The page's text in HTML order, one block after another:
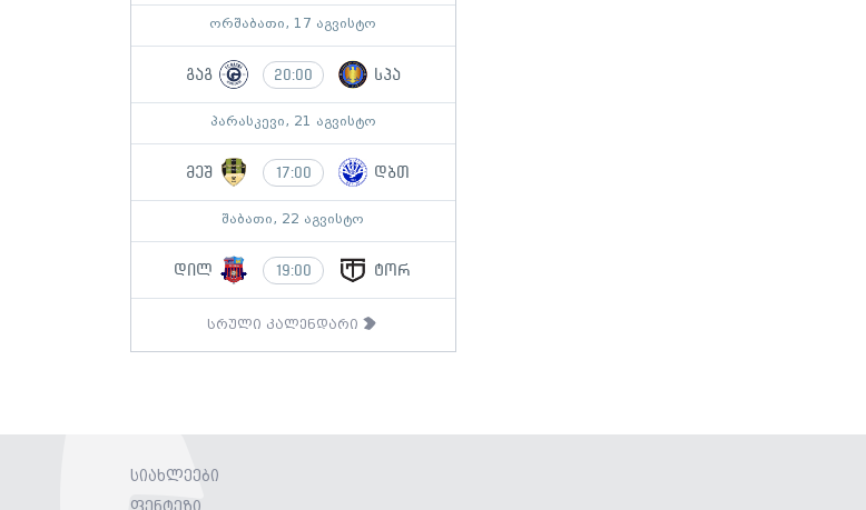
ორშაბათი, 17 აგვისტო
გაგ 20:00 სპა
პარასკევი, 21 აგვისტო
მეშ 17:00 დბთ
შაბათი, 22 აგვისტო
დილ 19:00 ტორ
სრული კალენდარი
სიახლეები